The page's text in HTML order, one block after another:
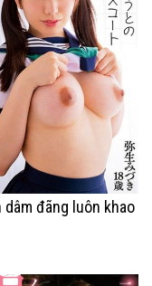
đãng luôn khao